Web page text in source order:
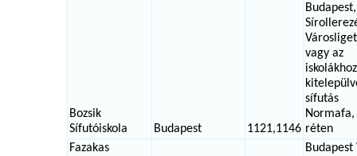
Bozsik
Sífutóiskola
Budapest 1121,1146
Budapest,
vagy az
iskolákhoz
sífutás
Normafa,
réten
Fazakas
Budapest